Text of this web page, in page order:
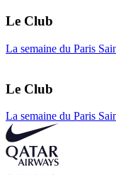
Le Club
La semaine du Paris
Le Club
La semaine du Paris